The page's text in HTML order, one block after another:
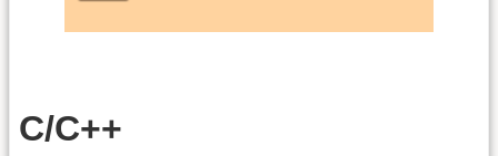
C/C++